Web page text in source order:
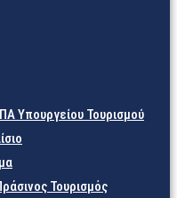
Υπουργείου Τουρισμού
Τουρισμός